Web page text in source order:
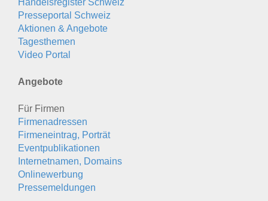
Handelsregister Schweiz
Presseportal Schweiz
Aktionen & Angebote
Tagesthemen
Video Portal
Angebote
Für Firmen
Firmenadressen
Firmeneintrag, Porträt
Eventpublikationen
Internetnamen, Domains
Onlinewerbung
Pressemeldungen